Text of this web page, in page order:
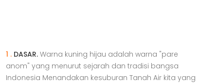
1 . DASAR. Warna kuning hijau adalah warna "pare
anom" yang menurut sejarah dan tradisi bangsa
Indonesia Menandakan kesuburan Tanah Air kita yang